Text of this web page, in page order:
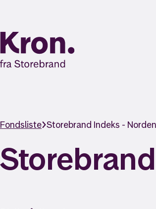
Fondsliste Storebrand Indeks -